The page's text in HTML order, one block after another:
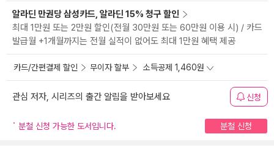
알라딘 만권당 삼성카드, 알라딘 15% 청구 할인
최대 1만원 또는 2만원 할인(전월 30만원 또는 60만원 이용 시) / 카드
발급월 +1개월까지는 전월 실적이 없어도 최대 1만원 혜택 제공
카드/간편결제 할인 무이자 할부 소득공제 1,460원
관심 저자, 시리즈의 출간 알림을 받아보세요 신청
분철 신청 가능한 도서입니다. 분철 신청